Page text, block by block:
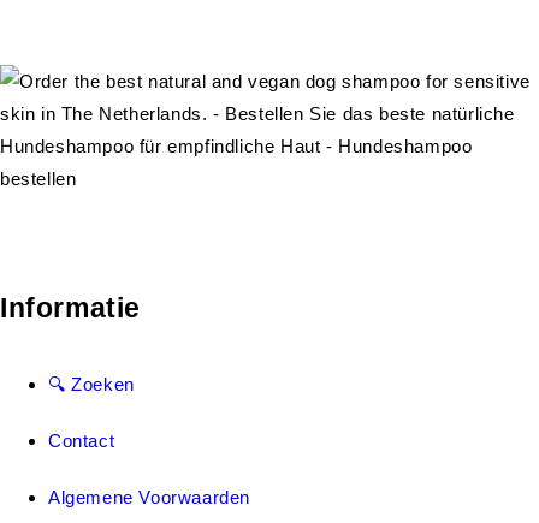
Informatie
🔍 Zoeken
Contact
Algemene Voorwaarden